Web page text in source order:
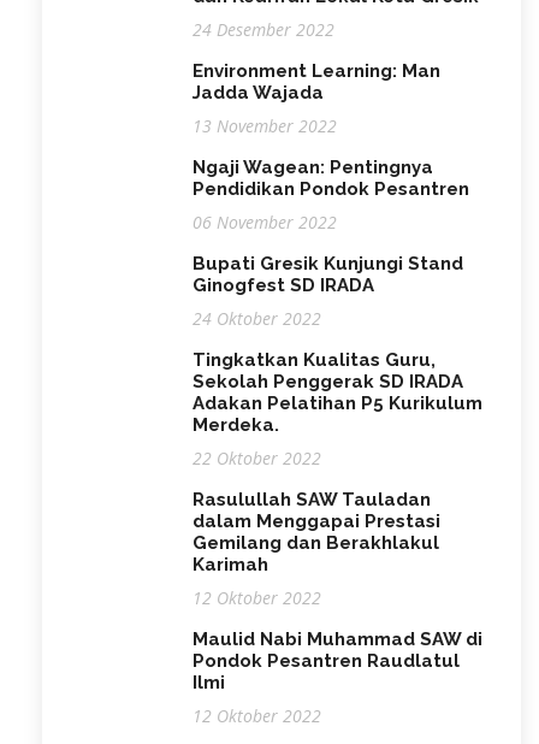
24 Desember 2022
Environment Learning: Man
Jadda Wajada
13 November 2022
Ngaji Wagean: Pentingnya
Pendidikan Pondok Pesantren
06 November 2022
Bupati Gresik Kunjungi Stand
Ginogfest SD IRADA
24 Oktober 2022
Tingkatkan Kualitas Guru,
Sekolah Penggerak SD IRADA
Adakan Pelatihan P5 Kurikulum
Merdeka.
22 Oktober 2022
Rasulullah SAW Tauladan
dalam Menggapai Prestasi
Gemilang dan Berakhlakul
Karimah
12 Oktober 2022
Maulid Nabi Muhammad SAW di
Pondok Pesantren Raudlatul
Ilmi
12 Oktober 2022